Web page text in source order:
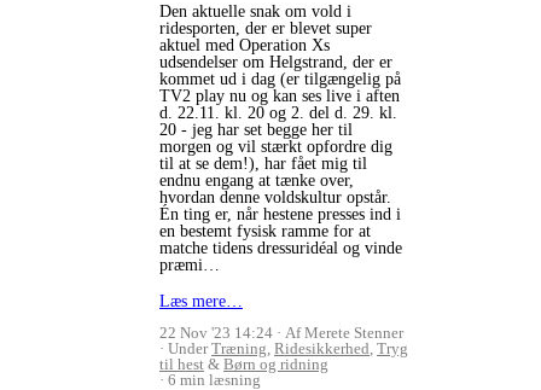
Den aktuelle snak om vold i
ridesporten, der er blevet super
aktuel med Operation Xs
udsendelser om Helgstrand, der er
kommet ud i dag (er tilgængelig på
TV2 play nu og kan ses live i aften
d. 22.11. kl. 20 og 2. del d. 29. kl.
20 - jeg har set begge her til
morgen og vil stærkt opfordre dig
til at se dem!), har fået mig til
endnu engang at tænke over,
hvordan denne voldskultur opstår.
Én ting er, når hestene presses ind i
en bestemt fysisk ramme for at
matche tidens dressuridéal og vinde
præmi…
Læs mere…
22 Nov '23 14:24
Af Merete Stenner
UnderTræning Ridesikkerhed Tryg
til hest & Børn og ridning
6 min læsning